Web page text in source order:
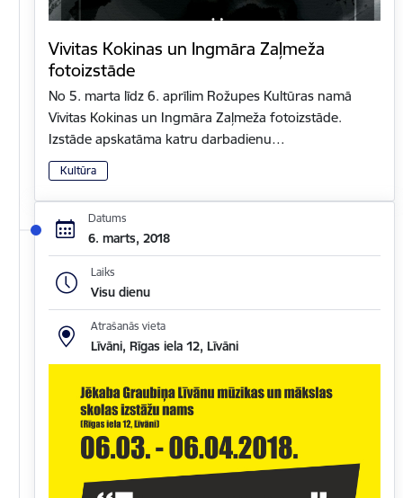
Vivitas Kokinas un Ingmāra Zaļmeža
fotoizstāde
No 5. marta līdz 6. aprīlim Rožupes Kultūras namā
Vivitas Kokinas un Ingmāra Zaļmeža fotoizstāde.
Izstāde apskatāma katru darbadienu…
Kultūra
Datums
6. marts, 2018
Laiks
Visu dienu
Atrašanās vieta
Līvāni, Rīgas iela 12, Līvāni